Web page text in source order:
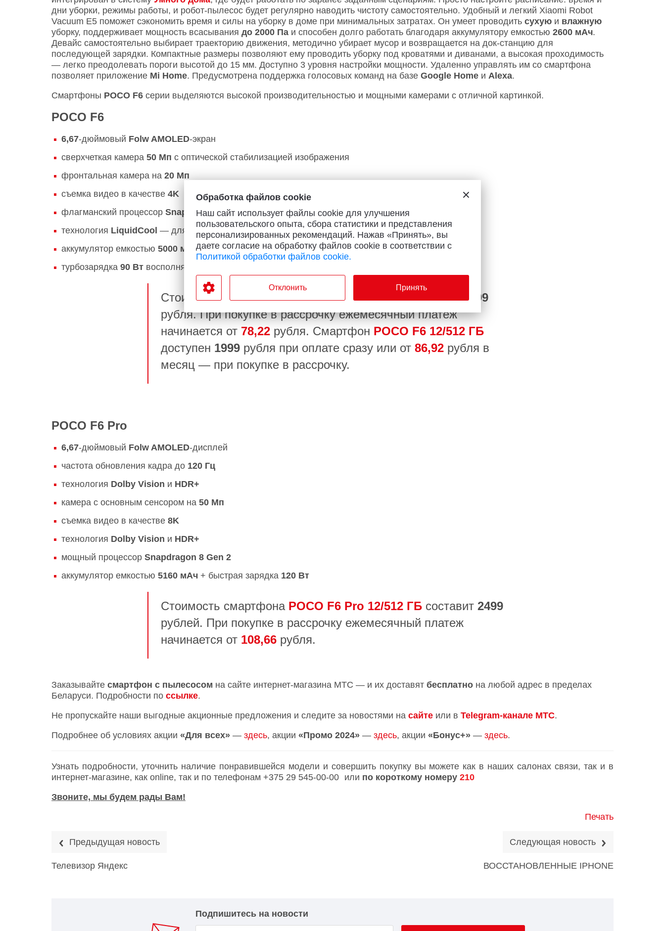
дни уборки, режимы работы, и робот-пылесос будет регулярно наводить чистоту самостоятельно. Удобный и легкий Xiaomi Robot
Vacuum E5 поможет сэкономить время и силы на уборку в доме при минимальных затратах. Он умеет проводить сухую и влажную
уборку, поддерживает мощность всасывания до 2000 Па и способен долго работать благодаря аккумулятору емкостью 2600 мАч.
Девайс самостоятельно выбирает траекторию движения, методично убирает мусор и возвращается на док-станцию для
последующей зарядки. Компактные размеры позволяют ему проводить уборку под кроватями и диванами, а высокая проходимость
— легко преодолевать пороги высотой до 15 мм. Доступно 3 уровня настройки мощности. Удаленно управлять им со смартфона
позволяет приложение Mi Home. Предусмотрена поддержка голосовых команд на базе Google Home и Alexa.
Смартфоны РОСО F6 серии выделяются высокой производительностью и мощными камерами с отличной картинкой.
POCO F6
6,67-дюймовый Folw AMOLED-экран
сверхчеткая камера 50 Мп с оптической стабилизацией изображения
фронтальная камера на 20 Мп
съемка видео в качестве 4K
флагманский процессор Snapdragon 8s Gen 3
технология LiquidCool — для быстрого отвода тепла и длительного игрового процесса
аккумулятор емкостью 5000 мАч
турбозарядка 90 Вт восполняет запас энергии всего за 35 минут
Стоимость смартфонаPOCO F6 8/256 ГБсоставит от1799
рубля. При покупке в рассрочку ежемесячный платеж
начинается от 78,22 рубля. Смартфон POCO F6 12/512 ГБ
доступен 1999 рубля при оплате сразу или от 86,92 рубля в
месяц — при покупке в рассрочку.
POCO F6 Pro
6,67-дюймовый Folw AMOLED-дисплей
частота обновления кадра до 120 Гц
технология Dolby Vision и HDR+
камера с основным сенсором на 50 Мп
съемка видео в качестве 8K
технология Dolby Vision и HDR+
мощный процессор Snapdragon 8 Gen 2
аккумулятор емкостью 5160 мАч + быстрая зарядка 120 Вт
Стоимость смартфона POCO F6 Pro 12/512 ГБ составит 2499
рублей. При покупке в рассрочку ежемесячный платеж
начинается от 108,66 рубля.
Заказывайте смартфон с пылесосом на сайте интернет-магазина МТС — и их доставят бесплатно на любой адрес в пределах
Беларуси. Подробности по ссылке.
Не пропускайте наши выгодные акционные предложения и следите за новостями на сайте или в Telegram-канале МТС.
Подробнее об условиях акции «Для всех» — здесь, акции «Промо 2024» — здесь, акции «Бонус+» — здесь.
Узнать подробности, уточнить наличие понравившейся модели и совершить покупку вы можете как в наших салонах связи, так и в
интернет-магазине, как online, так и по телефонам +375 29 545-00-00 или по короткому номеру 210
Звоните, мы будем рады Вам!
Печать
Предыдущая новость
Телевизор Яндекс
Следующая новость
ВОССТАНОВЛЕННЫЕ IPHONE
Подпишитесь на новости
Обработка файлов cookie
Наш сайт использует файлы cookie для улучшения
пользовательского опыта, сбора статистики и представления
персонализированных рекомендаций. Нажав «Принять», вы
даете согласие на обработку файлов cookie в соответствии с
Политикой обработки файлов cookie.
Отклонить Принять